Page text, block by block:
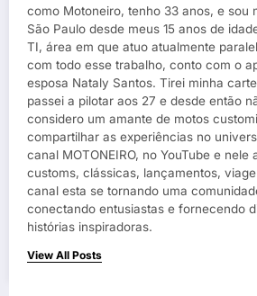
como Motoneiro, tenho 33 anos, e sou
São Paulo desde meus 15 anos de
TI, área em que atuo atualmente
com todo esse trabalho, conto com o
esposa Nataly Santos. Tirei minha
passei a pilotar aos 27 e desde então
considero um amante de motos
compartilhar as experiências no
canal MOTONEIRO, no YouTube e nele
customs, clássicas, lançamentos,
canal esta se tornando uma
conectando entusiastas e fornecendo
histórias inspiradoras.
View All Posts